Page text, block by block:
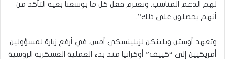
لهم الدعم المناسب. ونعتزم فعل كل ما بوسعنا بغية التأكد من
أنهم يحصلون على ذلك”.
وتعهد أوستن وبلينكن لزيلينسكي أمس. في أرفع زيارة لمسؤولين
أمريكيين إلى “كييف” أوكرانيا منذ بدء العملية العسكرية الروسية